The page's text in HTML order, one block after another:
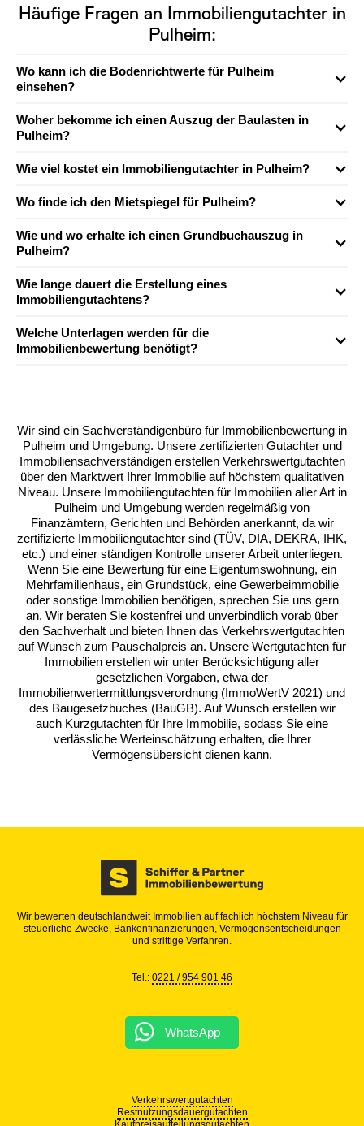
Häufige Fragen an Immobiliengutachter in
Pulheim:
Wo kann ich die Bodenrichtwerte für Pulheim
einsehen?
Woher bekomme ich einen Auszug der Baulasten in
Pulheim?
Wie viel kostet ein Immobiliengutachter in Pulheim?
Wo finde ich den Mietspiegel für Pulheim?
Wie und wo erhalte ich einen Grundbuchauszug in
Pulheim?
Wie lange dauert die Erstellung eines
Immobiliengutachtens?
Welche Unterlagen werden für die
Immobilienbewertung benötigt?
Wertermittlung werden meist folgende Unterlagen benötigt:
Aktueller Grundbuchauszug
Flurkarte (Liegenschaftskarte)
Baupläne und Grundrisse
Wohnflächenberechnung
Energieausweis
Nachweise über Modernisierungen und
Sanierungen
Mietverträge
Wir sind ein Sachverständigenbüro für Immobilienbewertung in
Pulheim und Umgebung. Unsere zertifizierten Gutachter und
Immobiliensachverständigen erstellen Verkehrswertgutachten
über den Marktwert Ihrer Immobilie auf höchstem qualitativen
Niveau. Unsere Immobiliengutachten für Immobilien aller Art in
Pulheim und Umgebung werden regelmäßig von
Finanzämtern, Gerichten und Behörden anerkannt, da wir
zertifizierte Immobiliengutachter sind (TÜV, DIA, DEKRA, IHK,
etc.) und einer ständigen Kontrolle unserer Arbeit unterliegen.
Wenn Sie eine Bewertung für eine Eigentumswohnung, ein
Mehrfamilienhaus, ein Grundstück, eine Gewerbeimmobilie
oder sonstige Immobilien benötigen, sprechen Sie uns gern
an. Wir beraten Sie kostenfrei und unverbindlich vorab über
den Sachverhalt und bieten Ihnen das Verkehrswertgutachten
auf Wunsch zum Pauschalpreis an. Unsere Wertgutachten für
Immobilien erstellen wir unter Berücksichtigung aller
gesetzlichen Vorgaben, etwa der
Immobilienwertermittlungsverordnung (ImmoWertV 2021) und
des Baugesetzbuches (BauGB). Auf Wunsch erstellen wir
auch Kurzgutachten für Ihre Immobilie, sodass Sie eine
verlässliche Werteinschätzung erhalten, die Ihrer
Vermögensübersicht dienen kann.
Wir bewerten deutschlandweit Immobilien auf fachlich höchstem Niveau für
steuerliche Zwecke, Bankenfinanzierungen, Vermögensentscheidungen
und strittige Verfahren.
Tel.: 0221 / 954 901 46
WhatsApp
Verkehrswertgutachten
Restnutzungsdauergutachten